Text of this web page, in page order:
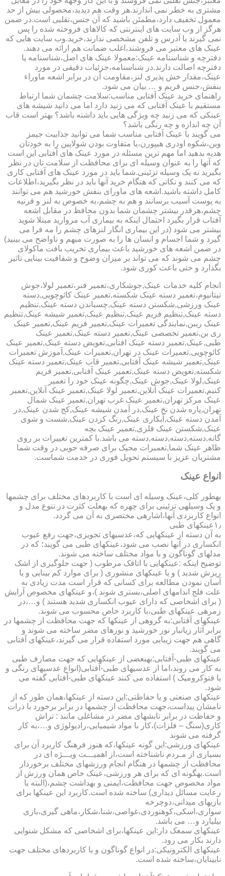
مشتری به خطر نمی اندازند.هر وقت هم دیدید،محصولی بیش از حد
معمول تخفیف دارد،مطمئن باشید که آن جنس،تقلبی است.در ضمن
هرگز از وب سایت های اینترنتی که کالاهای فروخته شده را پس
نمی گیرند یا آدرس و تلفن مشخصی ندارند،خرید.وب سایت هایی که
عینک های معتبر می فروشند،اغلب ضمانت هم ارائه می دهند.
دفترچه و شناسنامه عینک:معمولا عینک های اصل،شناسنامه یا
دفترچه اصالت دارند.در شناسنامه،جزئیات دقیقی در مورد
عینک،مقدار خش پذیری لنز،مقاومت آن در برابر اشعه ماوراء
بنفش،جنس فریم و … بیان می شود.
راهنمای خرید عینک آفتابی مناسب:سلامت چشمان شما ارتباط
مستقیم با عینک آفتابی که می زنید دارد اما می دانید شیشه های
عینکی که می زنید چه ویژگی هایی باید داشته باشد؟ بهتر است قاب
آن چه اندازه و چه رنگی باشد؟
می گویند با عینک آفتابی مناسب شما می توانید جذابیت جیمز
وین،شکوه اودری هیپورن،یا متفاوت بودن شولاپین را به خودتان
هدیه بدهید اما مهم ترین مسئله در مورد عینک های آفتابی این است
که آنها را به عنوان وسیله ای برای محافظت از سلامت تان در نظر
بگیرید نه یک وسیله تزئینی.شما باید در مورد عینک های آفتابی کاری
که می کنند و نکاتی که هنگام خرید آنها باید در نظر بگیرید،اطلاعات
کامل داشته باشید.اشعه های ماورای بنفش خورشید هم می توانند
به پوست آسیب برسانند و هم به چشم،به خصوص به لنز و قرنیه
چشم،هرقدر بیشتر چشمان شما بدون محافظ در مقابل اشعه
آفتاب قرار بگیرد احتمال اینکه به بیماری آب مروارید مبتلا شوید
بیشتر می شود (در این بیماری انگار لنزهای چشم را مه فرا می
گیرد و شما اجسام و انسان ها را به صورت مبهم و ناواضح می بینید)
در ضمن اشعه های خورشید باعث بیماری تخریب بافت ماکولای
چشم می شوند که می تواند بر میزان وضوح و شفافیت بینایی تاثیر
بگذارد و حتی باعث کوری شود.
انجام کلیه خدمات عینک,جوشکاری،تعمیر فنر،تعمیر لولا،جوش
تیتانیوم،تعمیر دسته عینک شکسته,تعمیر عینک کائوچویی,دسته
عینک ورزشی,شکستن دسته عینک,چسباندن دسته عینک,تنظیم
دسته عینک,تنظیم فریم عینک,تنظیم عینک,تعمیر شیشه عینک,تنظیم
عینک ریبن,نمایندگی تعمیرات عینک,تعمیر فریم عینک,تعمیر عینک
ری بن,تعمیر تخصصی عینک,تعمیر دسته عینک,تعمیر عینک
طبی,عینک,تعمیر دسته عینک افتابی,تعویض دسته عینک,تعمیر عینک
کائوچویی,تعمیرات عینک در تهران,تعمیرات عینک,آموزش تعمیرات
عینک,تعمیر شیشه عینک آفتابی,تعمیر قاب عینک,تعمیر دسته عینک
شکسته,تعویض دسته عینک,تعمیر عینک آفتابی,تعمیر فریم
عینک,لولا عینک,جوش عینک,چگونه عینک خود را تعمیر
کنیم,تعمیرات عینک آنلاین,تعمیر لولا عینک,تعمیر عینک آنلاین,تعمیر
عینک مرکز تهران,تعمیر عینک غرب تهران,تعمیر عینک شمال
تهران,پاره شدن نخ عینک,در آمدن شیشه عینک,کج شدن عینک,در
آمدن دسته عینک,آبکاری عینک,رنگ کردن عینک,شست و شوی
عینک,شکستن عینک فلزی,تعمیر عینک بچه
گانه,دسته,دسته,دسته,دسته می باشد.با کمترین تغییرات بر روی
ظاهر عینک شما,تعمیرات مجیک برای صرفه جویی در وقت شما
مشتریان عزیز با سیستم تحویل فوری در خدمت شماست.
انواع عینک
به­طور کلی،عینک وسیله ای است با کاربردهای مختلف برای چشمها
و یک وسیله­ی تزئینی برای چهره که به­علت کثرت در تنوع مدل و
انواع کاربردی آنها،اشاره­ی مختصری به آن می گردد.
۱٫عینکهای طبی
به آن دسته از عینکهایی که،عدسیهای تجویزی،جهت رفع عیوب
انکساری در آنها نصب می شود،عینکهای طبی می گویند؛ که در
مدلهای گوناگون و با مواد مختلف ساخته می شوند.
توضیح اینکه :عینکهایی با اتاقک مرطوب ( جهت جلوگیری از اشک
ریزش شدید ) و یا عینکهای منشوری ( برای موارد کم بینایی و یا
آسان نمودن مطالعه برای کسانی که قرار است مدت زیادی به
علت فلج اندامهای اصلی،بستری شوند )،و عینکهای مخصوص آرایش
( برای اشخاصی که دارای عیوب انکساری شدید هستند ) و…،در
زمره­ی عینکهای طبی،با کاربرد خاص محسوب می شوند.
عینکهای آفتابی:به گروهی از عینکها که جهت محافظت از چشمها در
برابر آثار زیانبار نور خورشید و نورهای مضر ساخته می شوند و
گاهی هم جهت زیبایی مورد استفاده قرار می گیرند،عینکهای آفتابی
می گویند.
عینکهای طبی-آفتابی:به­بعضی از عینکهایی که جهت مصارف طبی
به کار می روند،اما از عدسیهای طبی-آفتابی(انواع عدسیهای رنگی و
یا فتوکرومیک ) استفاده می کنند عینکهای طبی-آفتابی گفته می
شود.
عینکهای صنعتی و یا حفاظتی:این دسته از عینکها،همان طور که از
نامشان پیداست،جهت محافظت از چشمها در برابر برخورد با ذرات
و حفاظت در برابر تابشهای مضر در مشاغلی مانند : تراش
کاری(سنگ – فلزات)،کار با مواد شیمیایی،رادیولوژی و…،به کار
گرفته می شوند
عینکهای ورزشی:این گونه عینکها،که هنوز فرهنگ کاربرد آن برای
بسیاری از مـردم ناشناخته است،از اهمیـــت ویـــژه ای در
محافظت از چشمها در هنگام انجام ورزشهای مختلف برخوردار
است.به­گونه ای که برای هر ورزشی،عینک خاص همان ورزش از
مواد مخصوص جهت محافظت،ایمنی و بهداشت چشم،(البته با
رعایت مسائل دیداری) ساخته شده است.کاربرد این عینکها برای
بازیهای میدانی،دوچرخه
سواری،اسکی،کوهنوردی،غواصی،شنا،شکار،ماهی گیری،بازی
بیلیارد و… می باشد.
عینکهای سمعک دار:این عینکها،برای اشخاصی که مشکل شنوایی
دارند بکار می رود.
عینکهای الکترونیکی:در انواع گوناگون و با کاربردهای مختلف جهت
نابینایان،ساخته شده است.